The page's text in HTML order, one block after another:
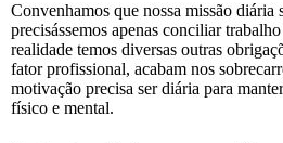
Convenhamos que nossa missão diária
precisássemos apenas conciliar
realidade temos diversas outras
fator profissional, acabam nos
motivação precisa ser diária para
físico e mental.